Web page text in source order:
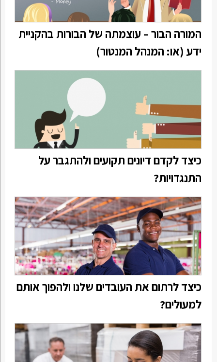
המורה הבור – עוצמתה של הבורות בהקניית
ידע (או: המנהל המנטור)
כיצד לקדם דיונים תקועים ולהתגבר על
התנגדויות?
כיצד לרתום את העובדים שלנו ולהפוך אותם
למעולים?